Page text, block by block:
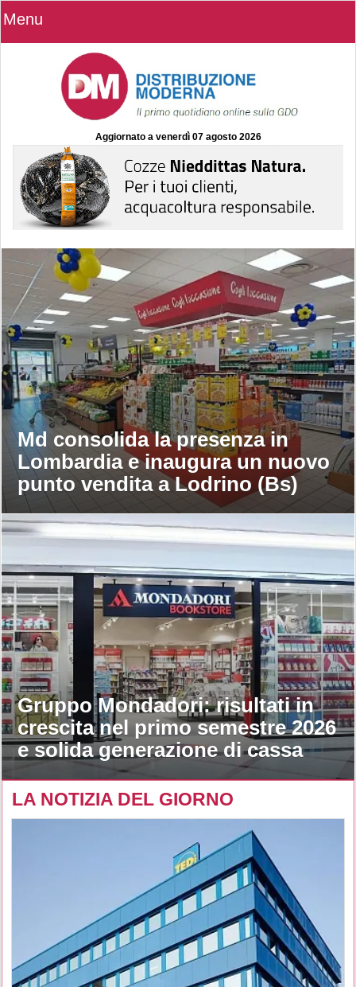
Menu
Aggiornato a venerdì 07 agosto 2026
Md consolida la presenza in
Lombardia e inaugura un nuovo
punto vendita a Lodrino (Bs)
Gruppo Mondadori: risultati in
crescita nel primo semestre 2026
e solida generazione di cassa
LA NOTIZIA DEL GIORNO